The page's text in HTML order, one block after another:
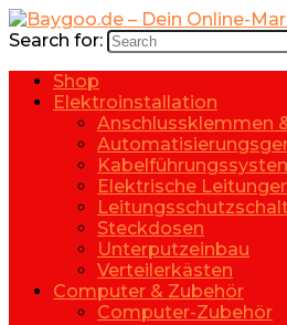
Search for:
Shop
Elektroinstallation
Anschlussklemmen
Elektrische
Steckdosen
Unterputzeinbau
Verteilerkästen
Computer & Zubehör
Computer-Zubehör